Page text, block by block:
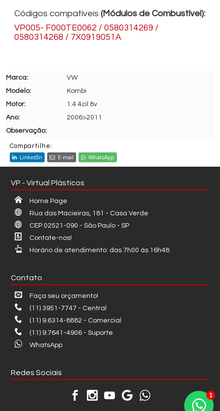
Códigos compatíveis (Módulos de Combustível):
VP005- F000TE0062 / 0580314269 /
0580314268 / 7X0919051A
VW
Kombi
1.4 4cil 8v
2006>2011
Compartilhe:
LinkedIn E-mail WhatsApp
VP - Virtual Plásticos
Home Page
Rua das Macieiras, 181 - Casa Verde
CEP 02521-090 - São Paulo - SP
Contate-nos!
Horário de atendimento: das 7h00 às 16h48
Contato
Faça seu orçamento!
(11) 3951-7747 - Central
(11) 9.6314-8882 - Comercial
(11) 9.7641-4906 - Suporte
WhatsApp
Redes Sociais
1